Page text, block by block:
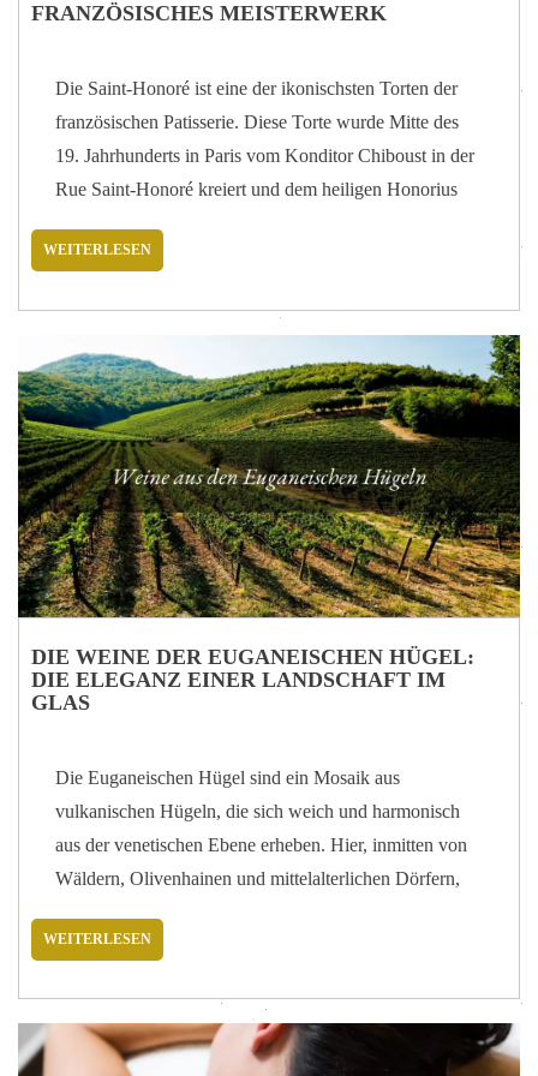
FRANZÖSISCHES MEISTERWERK
Die Saint-Honoré ist eine der ikonischsten Torten der
französischen Patisserie. Diese Torte wurde Mitte des
19. Jahrhunderts in Paris vom Konditor Chiboust in der
Rue Saint-Honoré kreiert und dem heiligen Honorius
gewidmet. Sie vereint einige der wichtigsten Techniken
Konditorcreme, Karamell und Schlagsahne. In
Frankreich wird sie mit Blätterteig und Brandteig
zubereitet, während in Italien eine Version mit Biskuit
beliebt geworden ist. Heute gibt es viele Variationen –
von Schokolade bis zu Zitrusfrüchten –, doch allen
gemeinsam ist die Kombination unterschiedlicher
Texturen: die Knusprigkeit von Blätterteig und
Karamell, die Leichtigkeit der…
WEITERLESEN
DIE WEINE DER EUGANEISCHEN HÜGEL:
DIE ELEGANZ EINER LANDSCHAFT IM
GLAS
Die Euganeischen Hügel sind ein Mosaik aus
vulkanischen Hügeln, die sich weich und harmonisch
aus der venetischen Ebene erheben. Hier, inmitten von
Wäldern, Olivenhainen und mittelalterlichen Dörfern,
gefunden: vulkanische und kalkhaltige Böden,
ständig wechselnde Nuancen bieten. Aus diesem
Gleichgewicht zwischen Natur und Geschichte
WEITERLESEN